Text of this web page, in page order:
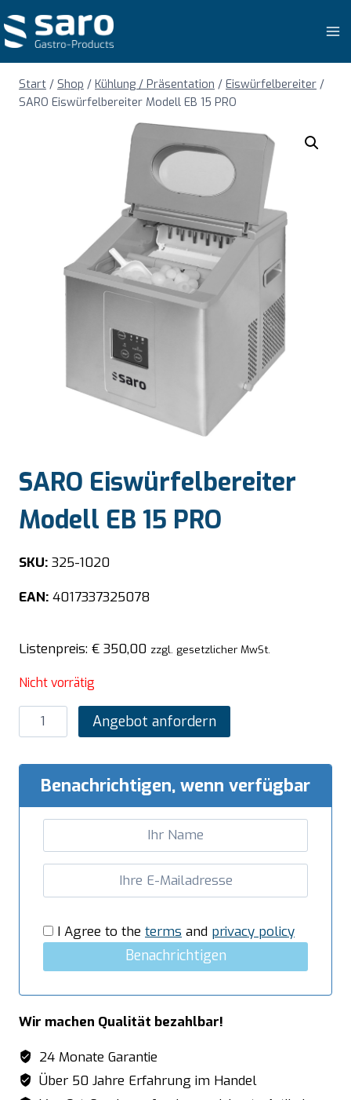
Inhalt
springen
Start / Shop / Kühlung / Präsentation / Eiswürfelbereiter /
SARO Eiswürfelbereiter Modell EB 15 PRO
SARO Eiswürfelbereiter
Modell EB 15 PRO
SKU: 325-1020
EAN: 4017337325078
Listenpreis: € 350,00 zzgl. gesetzlicher MwSt.
Nicht vorrätig
SARO
Eiswürfelbereiter
PRO
Angebot anfordern
Benachrichtigen, wenn verfügbar
I Agree to the terms and privacy policy
Benachrichtigen
Wir machen Qualität bezahlbar!
24 Monate Garantie
Über 50 Jahre Erfahrung im Handel